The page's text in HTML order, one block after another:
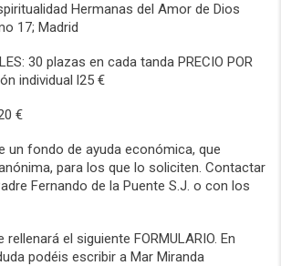
Hermanas del Amor de Dios
17; Madrid
30 plazas en cada tanda PRECIO POR
individual l25 €
€
un fondo de ayuda económica, que
para los que lo soliciten. Contactar
Fernando de la Puente S.J. o con los
rellenará el siguiente FORMULARIO. En
podéis escribir a Mar Miranda